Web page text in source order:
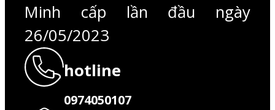
Minh cấp lần đầu ngày
26/05/2023
hotline
0974050107